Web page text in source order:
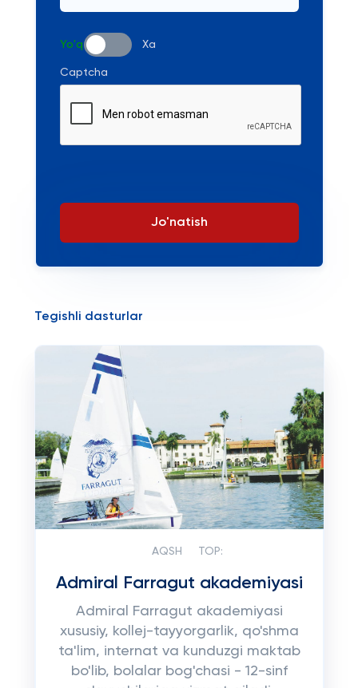
Yo'q Xa
Captcha
Jo'natish
Tegishli dasturlar
AQSH TOP:
Admiral Farragut akademiyasi
Admiral Farragut akademiyasi
xususiy, kollej-tayyorgarlik, qo'shma
ta'lim, internat va kunduzgi maktab
bo'lib, bolalar bog'chasi - 12-sinf